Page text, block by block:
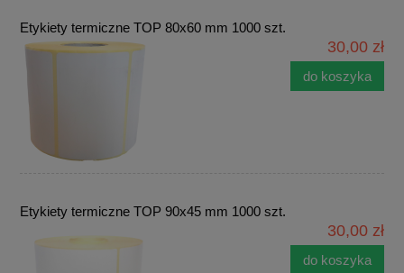
Etykiety termiczne TOP 80x60 mm 1000 szt.
30,00 zł
do koszyka
Etykiety termiczne TOP 90x45 mm 1000 szt.
30,00 zł
do koszyka